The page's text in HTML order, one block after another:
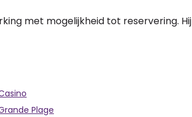
met mogelijkheid tot reservering. Hij
Plage